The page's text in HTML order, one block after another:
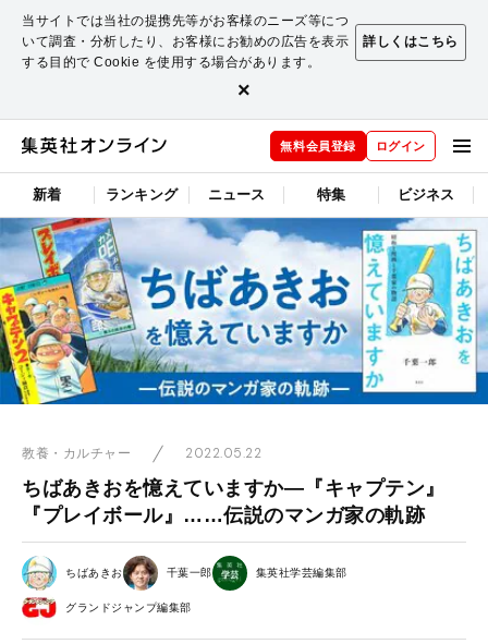
当サイトでは当社の提携先等がお客様のニーズ等につ
いて調査・分析したり、お客様にお勧めの広告を表示
する目的で Cookie を使用する場合があります。
詳しくはこちら
×
無料会員登録 ログイン
新着 ランキング ニュース 特集 ビジネス
教養・カルチャー 2022.05.22
ちばあきおを憶えていますか―『キャプテン』
『プレイボール』……伝説のマンガ家の軌跡
ちばあきお 千葉一郎 集英社学芸編集部
グランドジャンプ編集部